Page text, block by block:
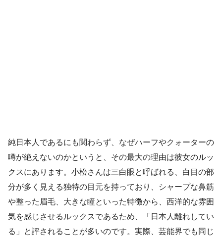
純日本人であるにも関わらず、なぜハーフやクォーターの
噂が絶えないのかというと、その最大の理由は彼女のルッ
クスにあります。小松さんは三白眼と呼ばれる、白目の部
分が多く見える独特の目元を持っており、シャープな鼻筋
や整った眉毛、大きな瞳といった特徴から、西洋的な雰囲
気を感じさせるルックスであるため、「日本人離れしてい
る」と評されることが多いのです。実際、芸能界でも同じ